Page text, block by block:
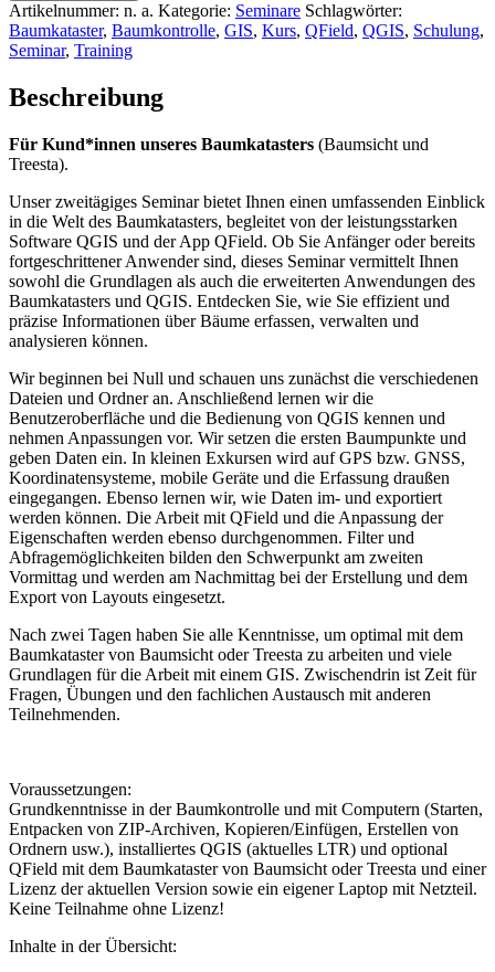
Artikelnummer: n. a. Kategorie: Seminare Schlagwörter:
Baumkataster, Baumkontrolle, GIS, Kurs, QField, QGIS, Schulung,
Seminar, Training
Beschreibung
Für Kund*innen unseres Baumkatasters (Baumsicht und
Treesta).
Unser zweitägiges Seminar bietet Ihnen einen umfassenden Einblick
in die Welt des Baumkatasters, begleitet von der leistungsstarken
Software QGIS und der App QField. Ob Sie Anfänger oder bereits
fortgeschrittener Anwender sind, dieses Seminar vermittelt Ihnen
sowohl die Grundlagen als auch die erweiterten Anwendungen des
Baumkatasters und QGIS. Entdecken Sie, wie Sie effizient und
präzise Informationen über Bäume erfassen, verwalten und
analysieren können.
Wir beginnen bei Null und schauen uns zunächst die verschiedenen
Dateien und Ordner an. Anschließend lernen wir die
Benutzeroberfläche und die Bedienung von QGIS kennen und
nehmen Anpassungen vor. Wir setzen die ersten Baumpunkte und
geben Daten ein. In kleinen Exkursen wird auf GPS bzw. GNSS,
Koordinatensysteme, mobile Geräte und die Erfassung draußen
eingegangen. Ebenso lernen wir, wie Daten im- und exportiert
werden können. Die Arbeit mit QField und die Anpassung der
Eigenschaften werden ebenso durchgenommen. Filter und
Abfragemöglichkeiten bilden den Schwerpunkt am zweiten
Vormittag und werden am Nachmittag bei der Erstellung und dem
Export von Layouts eingesetzt.
Nach zwei Tagen haben Sie alle Kenntnisse, um optimal mit dem
Baumkataster von Baumsicht oder Treesta zu arbeiten und viele
Grundlagen für die Arbeit mit einem GIS. Zwischendrin ist Zeit für
Fragen, Übungen und den fachlichen Austausch mit anderen
Teilnehmenden.
Voraussetzungen:
Grundkenntnisse in der Baumkontrolle und mit Computern (Starten,
Entpacken von ZIP-Archiven, Kopieren/Einfügen, Erstellen von
Ordnern usw.), installiertes QGIS (aktuelles LTR) und optional
QField mit dem Baumkataster von Baumsicht oder Treesta und einer
Lizenz der aktuellen Version sowie ein eigener Laptop mit Netzteil.
Keine Teilnahme ohne Lizenz!
Inhalte in der Übersicht: